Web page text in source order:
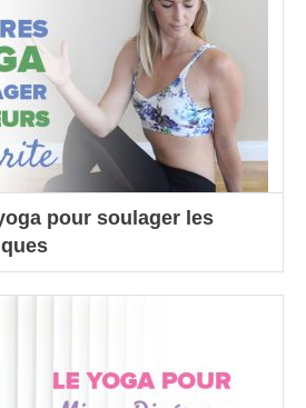
pour soulager les